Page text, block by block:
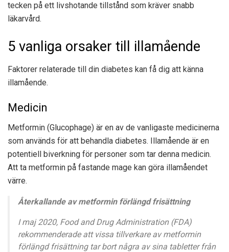
tecken på ett livshotande tillstånd som kräver snabb
läkarvård.
5 vanliga orsaker till illamående
Faktorer relaterade till din diabetes kan få dig att känna
illamående.
Medicin
Metformin (Glucophage) är en av de vanligaste medicinerna
som används för att behandla diabetes. Illamående är en
potentiell biverkning för personer som tar denna medicin.
Att ta metformin på fastande mage kan göra illamåendet
värre.
Återkallande av metformin förlängd frisättning
I maj 2020, Food and Drug Administration (FDA)
rekommenderade att vissa tillverkare av metformin
förlängd frisättning tar bort några av sina tabletter från